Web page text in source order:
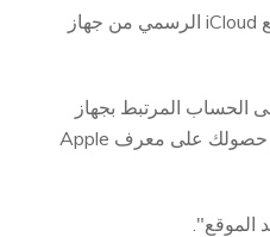
قم بالوصول إلى موقع iCloud الرسمي من جهاز
الحساب المرتبط بجهاز
الايفون الخاص بك، مع التأكد من حصولك على معرف Apple
الموقع".